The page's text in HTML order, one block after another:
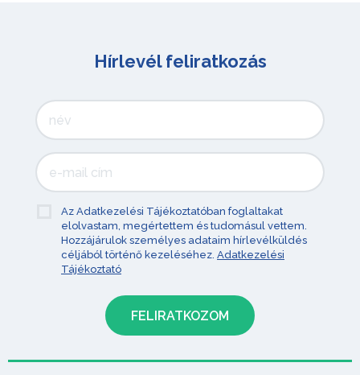
Hírlevél feliratkozás
Az Adatkezelési Tájékoztatóban foglaltakat
elolvastam, megértettem és tudomásul vettem.
Hozzájárulok személyes adataim hírlevélküldés
céljából történő kezeléséhez. Adatkezelési
Tájékoztató